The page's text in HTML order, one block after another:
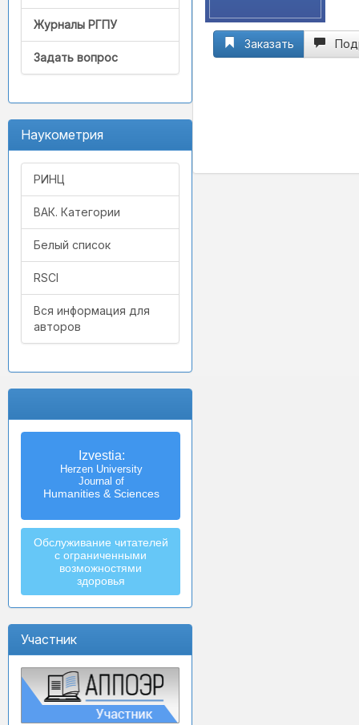
Журналы РГПУ
Задать вопрос
Наукометрия
РИНЦ
ВАК. Категории
Белый список
RSCI
Вся информация для
авторов
Izvestia:
Herzen University
Journal of
Humanities & Sciences
Обслуживание читателей
с ограниченными
возможностями
здоровья
Участник
Заказать